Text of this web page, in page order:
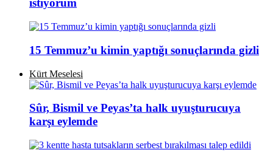
istiyorum
15 Temmuz’u kimin yaptığı sonuçlarında gizli
Kürt Meselesi
Sûr, Bismil ve Peyas’ta halk uyuşturucuya
karşı eylemde